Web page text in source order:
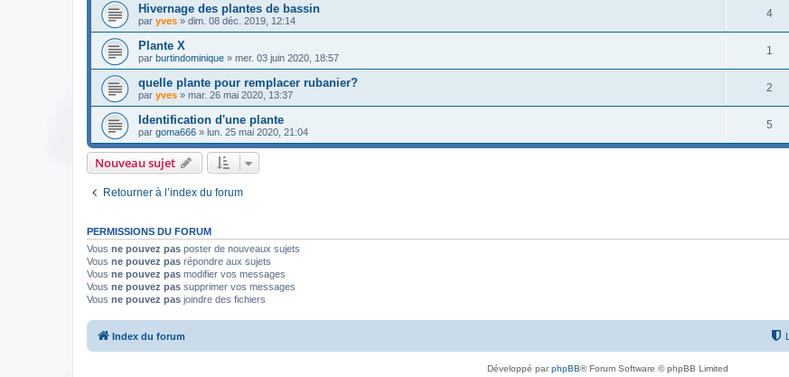
Hivernage des plantes de bassin
par yves » dim. 08 déc. 2019, 12:14
4
Plante X
par burtindominique » mer. 03 juin 2020, 18:57
1
quelle plante pour remplacer rubanier?
par yves » mar. 26 mai 2020, 13:37
2
Identification d'une plante
par goma666 » lun. 25 mai 2020, 21:04
5
Nouveau sujet
Retourner à l’index du forum
PERMISSIONS DU FORUM
Vous ne pouvez pas poster de nouveaux sujets
Vous ne pouvez pas répondre aux sujets
Vous ne pouvez pas modifier vos messages
Vous ne pouvez pas supprimer vos messages
Vous ne pouvez pas joindre des fichiers
Index du forum
Développé parphpBB® Forum Software © phpBB Limited